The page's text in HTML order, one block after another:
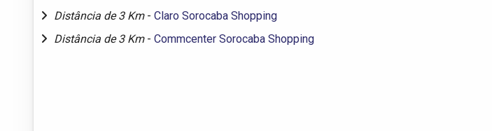
Distância de 3 Km - Claro Sorocaba Shopping
Distância de 3 Km - Commcenter Sorocaba Shopping